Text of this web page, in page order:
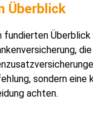
Überblick
fundierten
sondern
achten.